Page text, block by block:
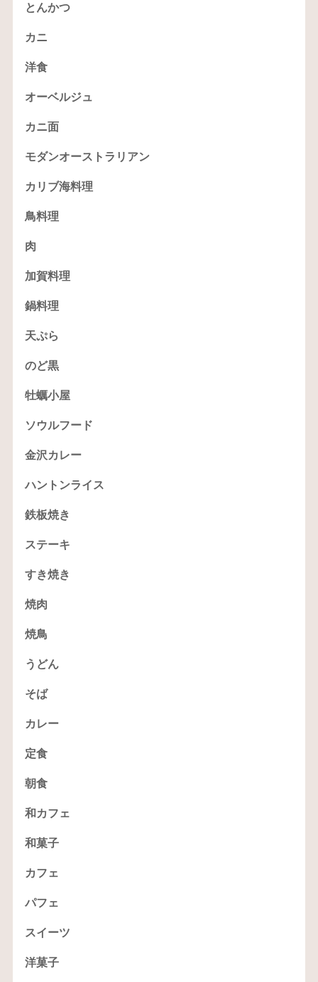
とんかつ
カニ
洋食
オーベルジュ
カニ面
モダンオーストラリアン
カリブ海料理
鳥料理
肉
加賀料理
鍋料理
天ぷら
のど黒
牡蠣小屋
ソウルフード
金沢カレー
ハントンライス
鉄板焼き
ステーキ
すき焼き
焼肉
焼鳥
うどん
そば
カレー
定食
朝食
和カフェ
和菓子
カフェ
パフェ
スイーツ
洋菓子